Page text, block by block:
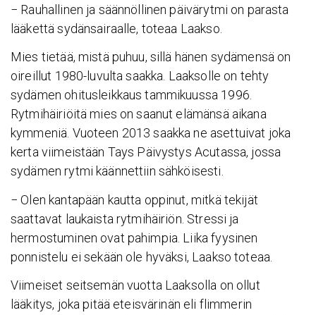
− Rauhallinen ja säännöllinen päivärytmi on parasta
lääkettä sydänsairaalle, toteaa Laakso.
Mies tietää, mistä puhuu, sillä hänen sydämensä on
oireillut 1980-luvulta saakka. Laaksolle on tehty
sydämen ohitusleikkaus tammikuussa 1996.
Rytmihäiriöitä mies on saanut elämänsä aikana
kymmeniä. Vuoteen 2013 saakka ne asettuivat joka
kerta viimeistään Tays Päivystys Acutassa, jossa
sydämen rytmi käännettiin sähköisesti.
− Olen kantapään kautta oppinut, mitkä tekijät
saattavat laukaista rytmihäiriön. Stressi ja
hermostuminen ovat pahimpia. Liika fyysinen
ponnistelu ei sekään ole hyväksi, Laakso toteaa.
Viimeiset seitsemän vuotta Laaksolla on ollut
lääkitys, joka pitää eteisvärinän eli flimmerin